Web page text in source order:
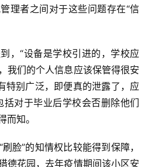
理者之间对于这些问题存在“信
，“设备是学校引进的，学校应
我们的个人信息应该保管得很安
特别广泛，即便真的泄露了，应
括对于毕业后学校会否删除他们
而知。
脸”的知情权比较能得到保障，
德花园，去年疫情期间该小区安